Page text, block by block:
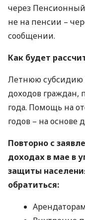
через
не на пенсии –
сообщении.
Как будет
Летнюю субсидию
доходов граждан,
года. Помощь на
годов – на основе
Повторно с
доходах в мае в
защиты
обратиться: